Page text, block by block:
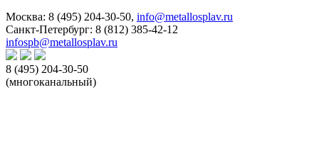
Москва: 8 (495) 204-30-50, info@metallosplav.ru
Санкт-Петербург: 8 (812) 385-42-12
infospb@metallosplav.ru
8 (495) 204-30-50
(многоканальный)